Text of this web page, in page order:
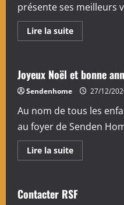
présente ses meilleurs
Lire la suiteEn
savoir
voeux
2020
Joyeux Noël et bonne
Sendenhome 27/12/
Au nom de tous les
au foyer de Senden
Lire la suiteEn
savoir
Noël
et
Contacter RSF